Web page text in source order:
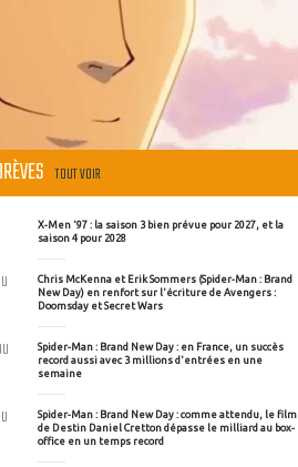
TOUT VOIR
X-Men '97 : la saison 3 bien prévue pour 2027, et la
saison 4 pour 2028
Chris McKenna et Erik Sommers (Spider-Man : Brand
New Day) en renfort sur l'écriture de Avengers :
Doomsday et Secret Wars
Spider-Man : Brand New Day : en France, un succès
record aussi avec 3 millions d'entrées en une
semaine
Spider-Man : Brand New Day : comme attendu, le film
de Destin Daniel Cretton dépasse le milliard au box-
office en un temps record